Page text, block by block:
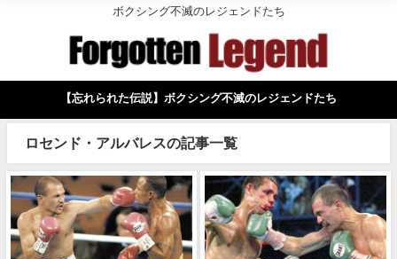
ボクシング不滅のレジェンドたち
【忘れられた伝説】ボクシング不滅のレジェンドたち
ロセンド・アルバレスの記事一覧